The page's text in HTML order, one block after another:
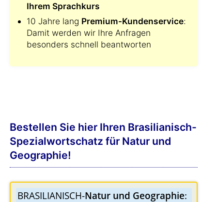
Ihrem Sprachkurs
10 Jahre lang Premium-Kundenservice:
Damit werden wir Ihre Anfragen
besonders schnell beantworten
Bestellen Sie hier Ihren Brasilianisch-
Spezialwortschatz für Natur und
Geographie!
BRASILIANISCH-Natur und Geographie: